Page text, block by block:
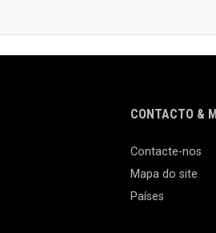
CONTACTO &
Contacte-nos
Mapa do site
Países